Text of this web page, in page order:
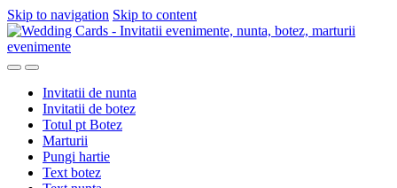
Skip to navigation Skip to content
Invitatii de nunta
Invitatii de botez
Totul pt Botez
Marturii
Pungi hartie
Text botez